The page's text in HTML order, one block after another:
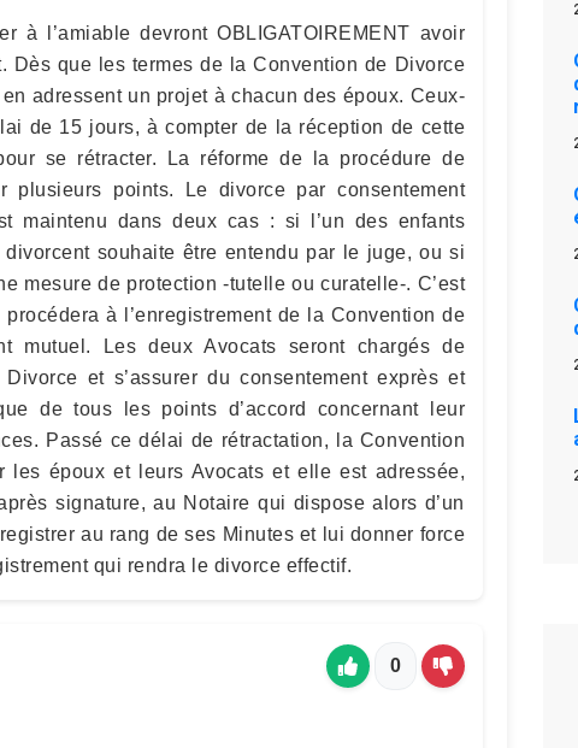
à l’amiable devront OBLIGATOIREMENT avoir
Dès que les termes de la Convention de Divorce
adressent un projet à chacun des époux. Ceux-
de 15 jours, à compter de la réception de cette
se rétracter. La réforme de la procédure de
plusieurs points. Le divorce par consentement
maintenu dans deux cas : si l’un des enfants
souhaite être entendu par le juge, ou si
mesure de protection -tutelle ou curatelle-. C’est
à l’enregistrement de la Convention de
mutuel. Les deux Avocats seront chargés de
et s’assurer du consentement exprès et
de tous les points d’accord concernant leur
Passé ce délai de rétractation, la Convention
les époux et leurs Avocats et elle est adressée,
signature, au Notaire qui dispose alors d’un
au rang de ses Minutes et lui donner force
qui rendra le divorce effectif.
0